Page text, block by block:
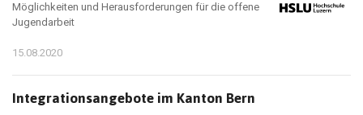
Möglichkeiten und Herausforderungen für die offene
Jugendarbeit
15.08.2020
Integrationsangebote im Kanton Bern